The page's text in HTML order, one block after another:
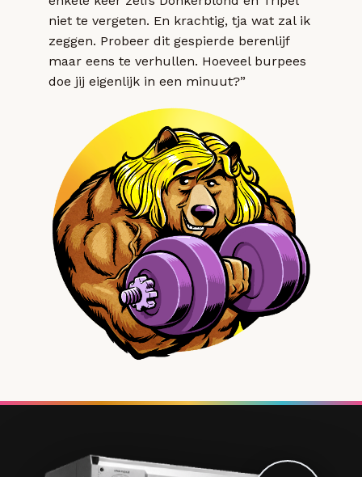
niet te vergeten. En krachtig, tja wat zal ik
zeggen. Probeer dit gespierde berenlijf
maar eens te verhullen. Hoeveel burpees
doe jij eigenlijk in een minuut?”